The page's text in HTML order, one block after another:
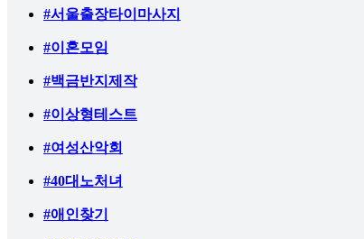
#서울출장타이마사지
#이혼모임
#백금반지제작
#이상형테스트
#여성산악회
#40대노처녀
#애인찾기